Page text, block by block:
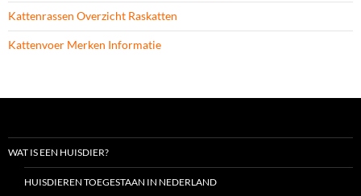
Kattenrassen Overzicht Raskatten
Kattenvoer Merken Informatie
WAT IS EEN HUISDIER?
HUISDIEREN TOEGESTAAN IN NEDERLAND